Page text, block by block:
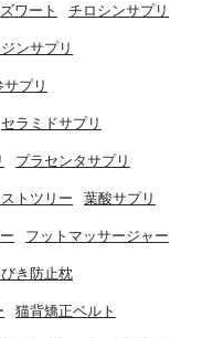
ワート チロシンサプリ
ジンサプリ
プリ
セラミドサプリ
プラセンタサプリ
トツリー 葉酸サプリ
フットマッサージャー
き防止枕
猫背矯正ベルト